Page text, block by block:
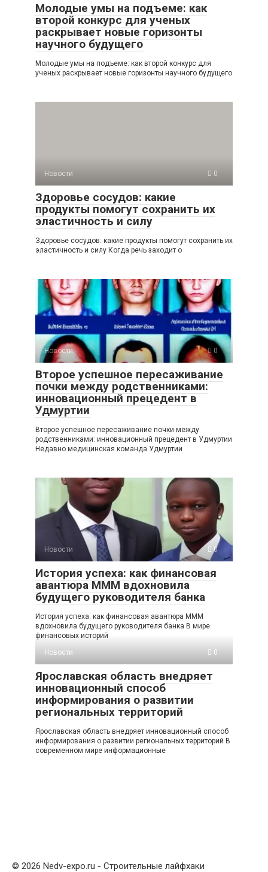
Молодые умы на подъеме: как
второй конкурс для ученых
раскрывает новые горизонты
научного будущего
Молодые умы на подъеме: как второй конкурс для
ученых раскрывает новые горизонты научного будущего
Новости 0
Здоровье сосудов: какие
продукты помогут сохранить их
эластичность и силу
Здоровье сосудов: какие продукты помогут сохранить их
эластичность и силу Когда речь заходит о
Новости 0
Второе успешное пересаживание
почки между родственниками:
инновационный прецедент в
Удмуртии
Второе успешное пересаживание почки между
родственниками: инновационный прецедент в Удмуртии
Недавно медицинская команда Удмуртии
Новости 0
История успеха: как финансовая
авантюра МММ вдохновила
будущего руководителя банка
История успеха: как финансовая авантюра МММ
вдохновила будущего руководителя банка В мире
финансовых историй
Новости
0
Ярославская область внедряет
инновационный способ
информирования о развитии
региональных территорий
Ярославская область внедряет инновационный способ
информирования о развитии региональных территорий В
современном мире информационные
© 2026 Nedv-expo.ru - Строительные лайфхаки